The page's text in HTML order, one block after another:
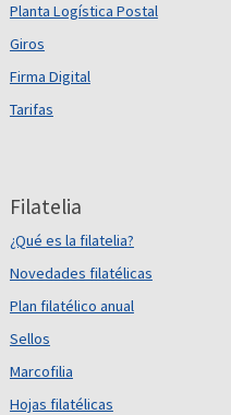
Planta Logística Postal
Giros
Firma Digital
Tarifas
Filatelia
¿Qué es la filatelia?
Novedades filatélicas
Plan filatélico anual
Sellos
Marcofilia
Hojas filatélicas